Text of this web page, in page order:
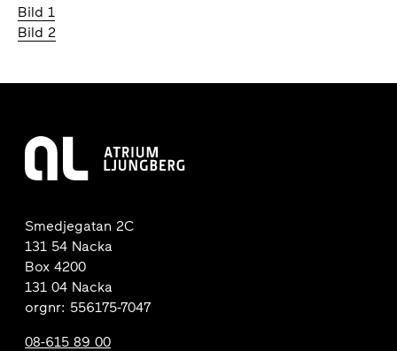
Bild 1
Bild 2
Smedjegatan 2C
131 54 Nacka
Box 4200
131 04 Nacka
orgnr: 556175-7047
08-615 89 00